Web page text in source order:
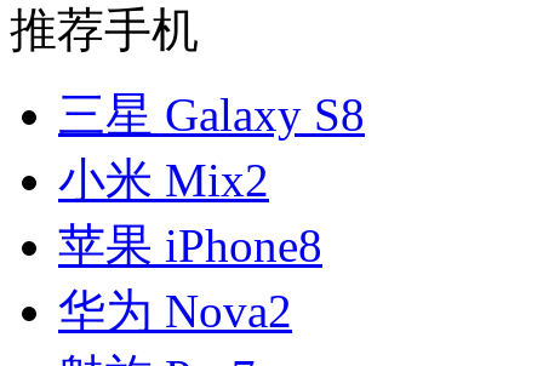
推荐手机
三星 Galaxy S8
小米 Mix2
苹果 iPhone8
华为 Nova2